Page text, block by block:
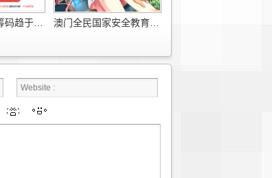
松原安全最新筹码趋于集中 澳门全民国家安全教育系列活动开幕